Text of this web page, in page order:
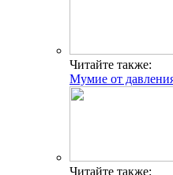
Читайте также:
Мумие от
Читайте также: